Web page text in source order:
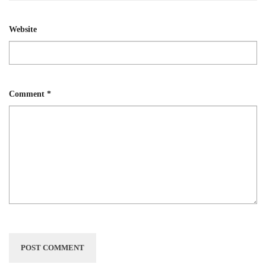
Website
Comment *